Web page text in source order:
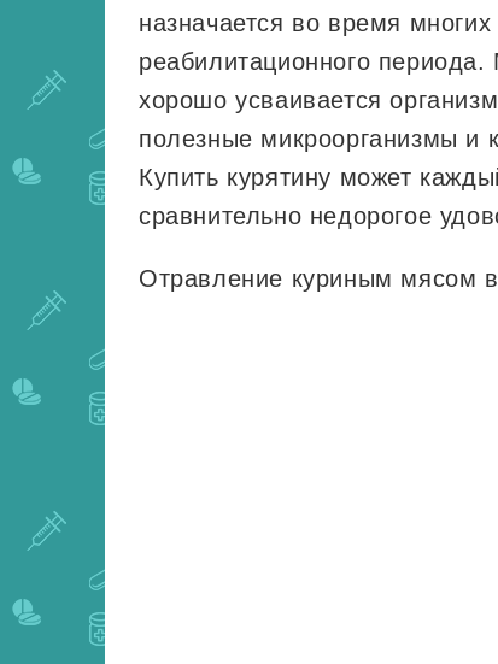
назначается во время
реабилитационного
хорошо усваивается
полезные микроорганизмы и
Купить курятину может
сравнительно недорогое
Отравление куриным мясом